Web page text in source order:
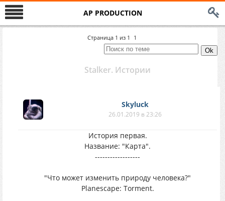
AP PRODUCTION
Страница 1 из 1 1
Stalker. Истории
Skyluck
26.01.2019 в 23:26
История первая.
Название: "Карта".
------------------
"Что может изменить природу человека?"
Planescape: Torment.